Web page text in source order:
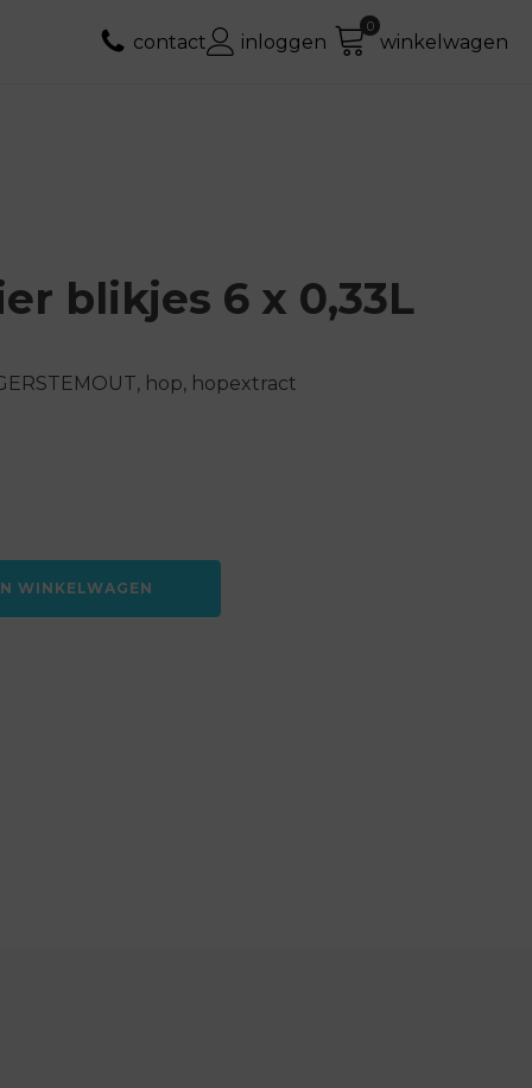
contact inloggen winkelwagen
blikjes 6 x 0,33L
hop, hopextract
WINKELWAGEN